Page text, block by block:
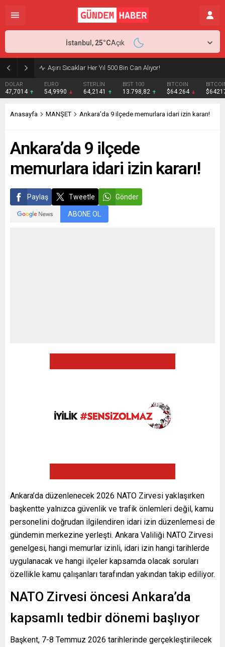
Aşırı Sıcaklar Her Yıl 500 Bin Can Alıyor!
DOLAR
47,7014
EURO
54,9990
STERLİN
64,2141
BIST 100
13.798,82
BITCOIN
$64.264
İstanbul, 25°CAçık
Anasayfa MANŞET Ankara’da 9 ilçede memurlara idari izin kararı!
Ankara’da 9 ilçede
memurlara idari izin kararı!
Paylaş Tweetle Gönder
ABONE OL
Ankara’da düzenlenecek 2026 NATO Zirvesi yaklaşırken
başkentte yalnızca güvenlik ve trafik önlemleri değil, kamu
personelini doğrudan ilgilendiren idari izin düzenlemesi de
gündemin merkezine yerleşti. Ankara Valiliği NATO Zirvesi
genelgesi, hangi memurlar izinli, idari izin hangi tarihlerde
uygulanacak ve hangi ilçeler kapsamda olacak soruları
özellikle kamu çalışanları tarafından yakından takip ediliyor.
NATO Zirvesi öncesi Ankara’da
kapsamlı tedbir dönemi başlıyor
Başkent, 7-8 Temmuz 2026 tarihlerinde gerçekleştirilecek